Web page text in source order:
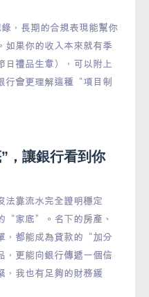
，長期的合規表現能幫你
果你的收入本來就有季
日禮品生意），可以附上
行會更理解這種“項目制
，讓銀行看到你
法靠流水完全證明穩定
“家底”。名下的房產、
，都能成為貸款的“加分
更能向銀行傳遞一個信
我也有足夠的財務緩